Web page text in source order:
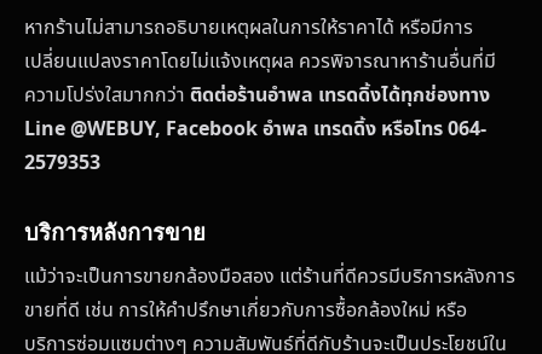
หากร้านไม่สามารถอธิบายเหตุผลในการให้ราคาได้ หรือมีการ
เปลี่ยนแปลงราคาโดยไม่แจ้งเหตุผล ควรพิจารณาหาร้านอื่นที่มี
ความโปร่งใสมากกว่า ติดต่อร้านอำพล เทรดดิ้งได้ทุกช่องทาง
Line @WEBUY, Facebook อำพล เทรดดิ้ง หรือโทร 064-
2579353
บริการหลังการขาย
แม้ว่าจะเป็นการขายกล้องมือสอง แต่ร้านที่ดีควรมีบริการหลังการ
ขายที่ดี เช่น การให้คำปรึกษาเกี่ยวกับการซื้อกล้องใหม่ หรือ
บริการซ่อมแซมต่างๆ ความสัมพันธ์ที่ดีกับร้านจะเป็นประโยชน์ใน